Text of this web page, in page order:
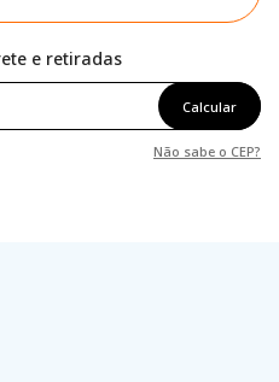
e retiradas
Calcular
Não sabe o CEP?